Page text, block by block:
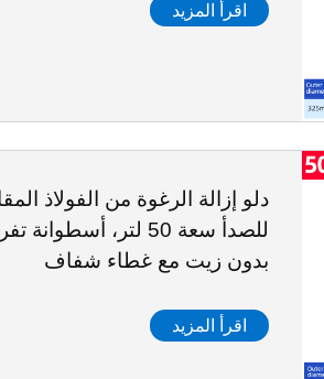
اقرأ المزيد
دلو إزالة الرغوة من الفولاذ
للصدأ سعة 50 لتر، أسطوانة
بدون زيت مع غطاء شفاف
اقرأ المزيد